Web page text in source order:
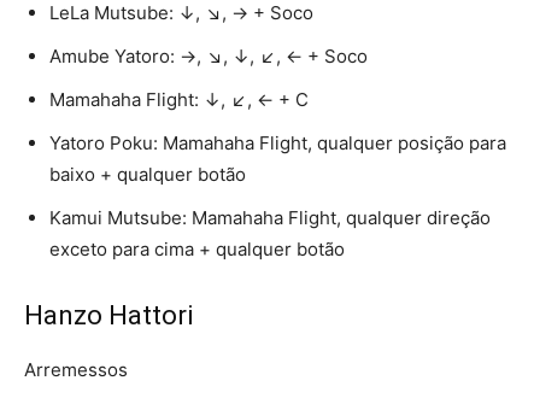
LeLa Mutsube: ↓, ↘, → + Soco
Amube Yatoro: →, ↘, ↓, ↙, ← + Soco
Mamahaha Flight: ↓, ↙, ← + C
Yatoro Poku: Mamahaha Flight, qualquer posição para
baixo + qualquer botão
Kamui Mutsube: Mamahaha Flight, qualquer direção
exceto para cima + qualquer botão
Hanzo Hattori
Arremessos